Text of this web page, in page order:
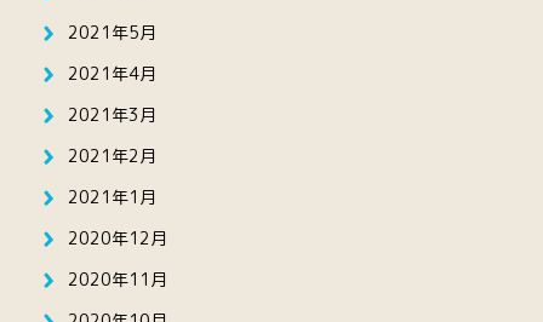
2021年5月
2021年4月
2021年3月
2021年2月
2021年1月
2020年12月
2020年11月